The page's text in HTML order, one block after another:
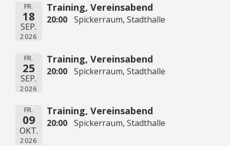
FR.
18
SEP.
2026
Training, Vereinsabend
20:00 Spickerraum, Stadthalle
FR.
25
SEP.
2026
Training, Vereinsabend
20:00 Spickerraum, Stadthalle
FR.
09
OKT.
2026
Training, Vereinsabend
20:00 Spickerraum, Stadthalle